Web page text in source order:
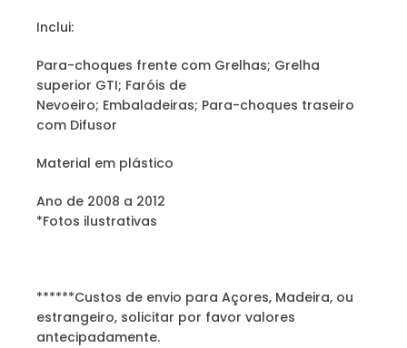
Inclui:
Para-choques frente com Grelhas; Grelha
superior GTI; Faróis de
Nevoeiro; Embaladeiras; Para-choques traseiro
com Difusor
Material em plástico
Ano de 2008 a 2012
*Fotos ilustrativas
******Custos de envio para Açores, Madeira, ou
estrangeiro, solicitar por favor valores
antecipadamente.